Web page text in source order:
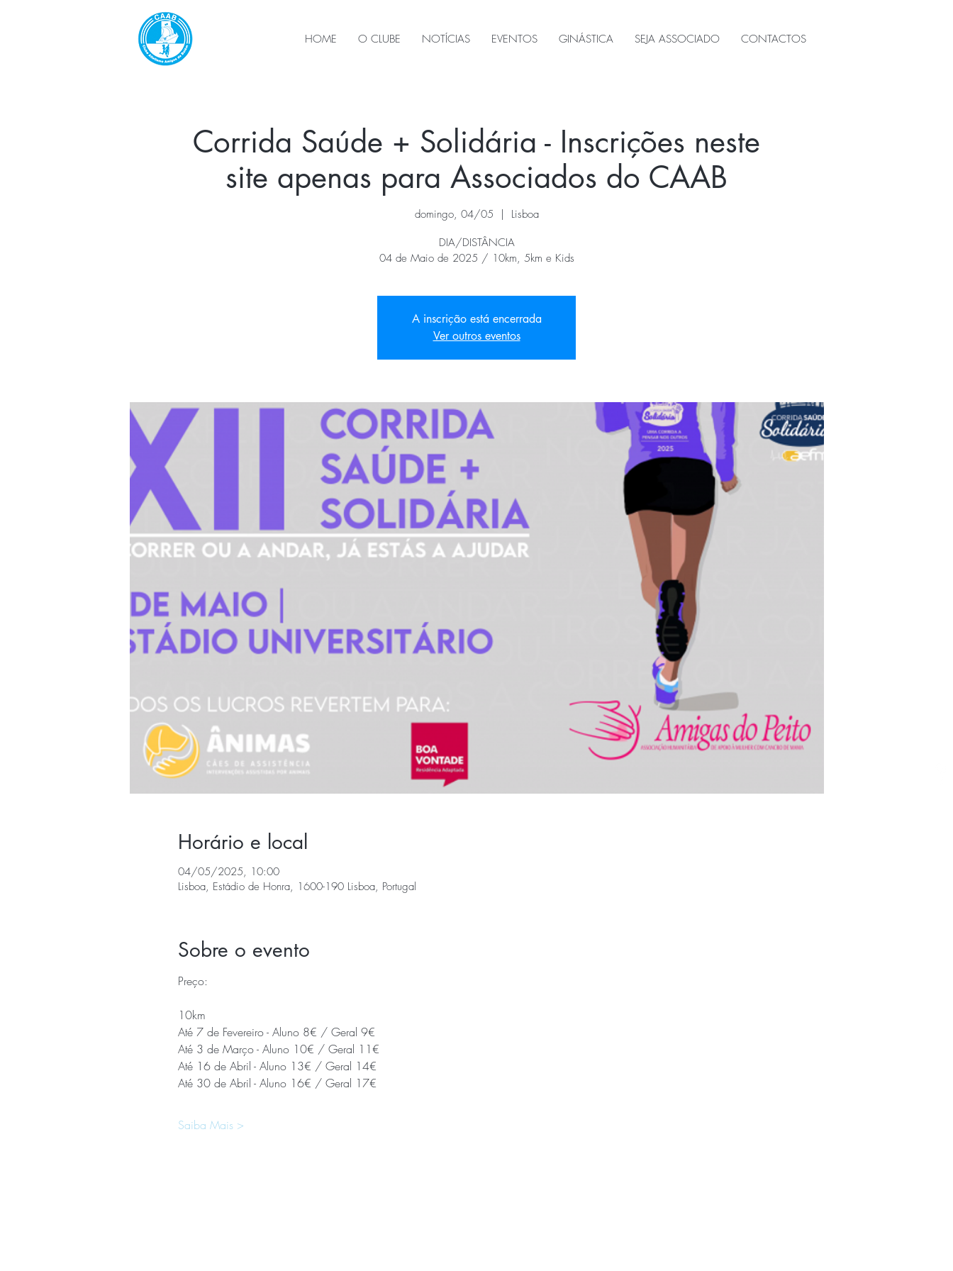
HOME O CLUBE NOTÍCIAS EVENTOS GINÁSTICA SEJA ASSOCIADO CONTACTOS
Corrida Saúde + Solidária - Inscrições neste
site apenas para Associados do CAAB
domingo, 04/05
  |
Lisboa
DIA/DISTÂNCIA
04 de Maio de 2025 / 10km, 5km e Kids
A inscrição está encerrada
Ver outros eventos
Horário e local
04/05/2025, 10:00
Lisboa, Estádio de Honra, 1600-190 Lisboa, Portugal
Sobre o evento
Preço:
10km
Até 7 de Fevereiro - Aluno 8€ / Geral 9€
Até 3 de Março - Aluno 10€ / Geral 11€
Até 16 de Abril - Aluno 13€ / Geral 14€
Até 30 de Abril - Aluno 16€ / Geral 17€
Saiba Mais >